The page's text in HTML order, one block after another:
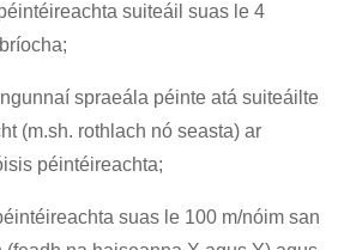
suiteáil suas le 4
spraeála péinte atá suiteáilte
(m.sh. rothlach nó seasta) ar
péintéireachta;
suas le 100 m/nóim san